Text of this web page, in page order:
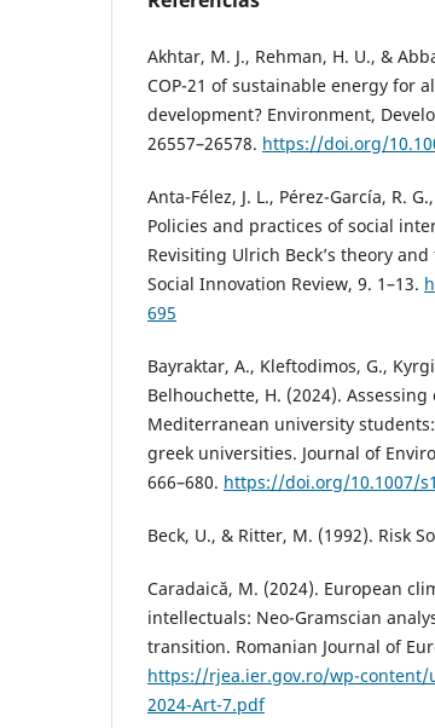
Akhtar, M. J., Rehman, H. U., &
COP-21 of sustainable energy for
development? Environment,
26557–26578. https://doi.org/
Anta-Félez, J. L., Pérez-García, R.
Policies and practices of social
Revisiting Ulrich Beck’s theory
Social Innovation Review, 9. 1–13.
695
Bayraktar, A., Kleftodimos, G.,
Belhouchette, H. (2024).
Mediterranean university
greek universities. Journal of
666–680. https://doi.org/10.1007/
Beck, U., & Ritter, M. (1992). Risk
Caradaică, M. (2024). European
intellectuals: Neo-Gramscian
transition. Romanian Journal of
https://rjea.ier.gov.ro/wp-content/
2024-Art-7.pdf